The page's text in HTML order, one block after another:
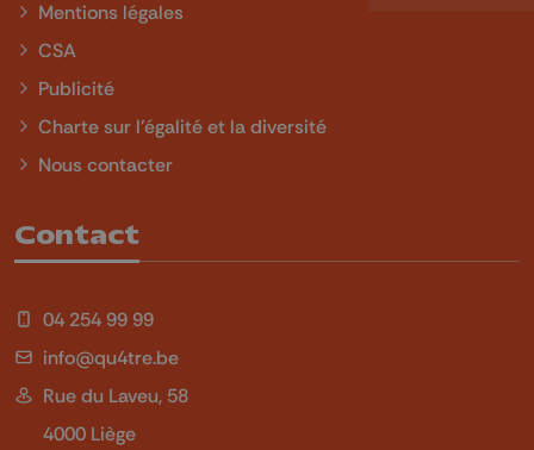
Mentions légales
CSA
Publicité
Charte sur l'égalité et la diversité
Nous contacter
Contact
04 254 99 99
info@qu4tre.be
Rue du Laveu, 58
4000 Liège